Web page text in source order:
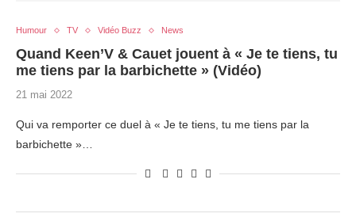
Humour TV Vidéo Buzz News
Quand Keen’V & Cauet jouent à « Je te tiens, tu
me tiens par la barbichette » (Vidéo)
21 mai 2022
Qui va remporter ce duel à « Je te tiens, tu me tiens par la
barbichette »…